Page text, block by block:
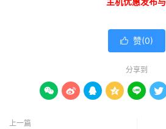
 赞(0)
分享到
     
上一篇